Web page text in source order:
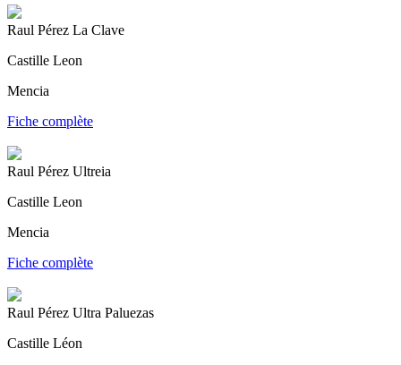
Raul Pérez La Clave
Castille Leon
Mencia
Fiche complète
Raul Pérez Ultreia
Castille Leon
Mencia
Fiche complète
Raul Pérez Ultra Paluezas
Castille Léon